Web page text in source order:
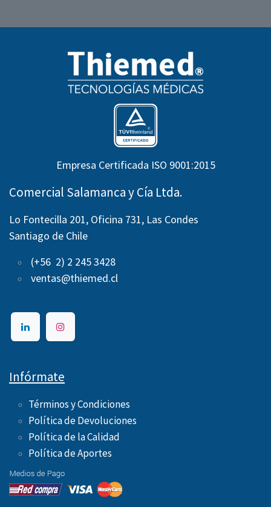
Empresa Certificada ISO 9001:2015
Comercial Salamanca y Cía Ltda.
Lo Fontecilla 201, Oficina 731, Las Condes
Santiago de Chile
(+56 2) 2 245 3428
ventas@thiemed.cl
Infórmate
Términos y Condiciones
Política de Devoluciones
Política de la Calidad
Política de Aportes ​